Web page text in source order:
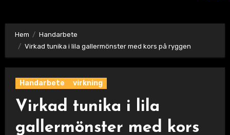
Hem
Handarbete
Virkad tunika i lila gallermönster med kors på ryggen
Handarbete virkning
Virkad tunika i lila
gallermönster med kors